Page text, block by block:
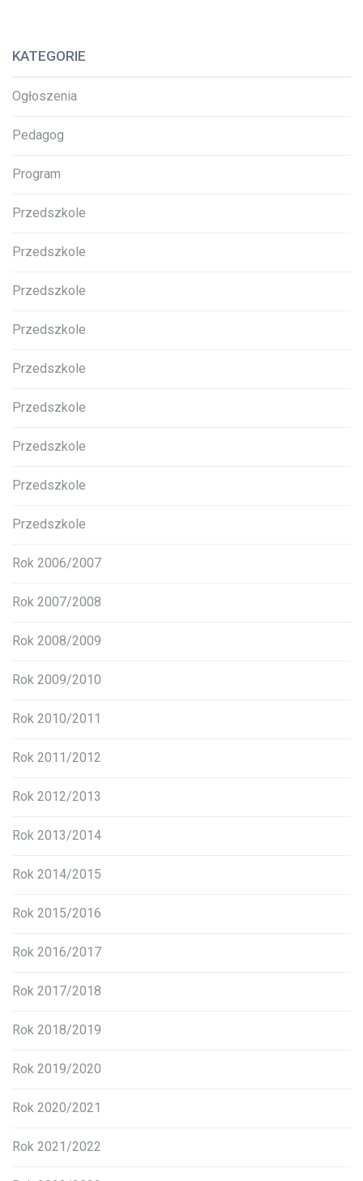
KATEGORIE
Ogłoszenia
Pedagog
Program
Przedszkole
Przedszkole
Przedszkole
Przedszkole
Przedszkole
Przedszkole
Przedszkole
Przedszkole
Przedszkole
Rok 2006/2007
Rok 2007/2008
Rok 2008/2009
Rok 2009/2010
Rok 2010/2011
Rok 2011/2012
Rok 2012/2013
Rok 2013/2014
Rok 2014/2015
Rok 2015/2016
Rok 2016/2017
Rok 2017/2018
Rok 2018/2019
Rok 2019/2020
Rok 2020/2021
Rok 2021/2022